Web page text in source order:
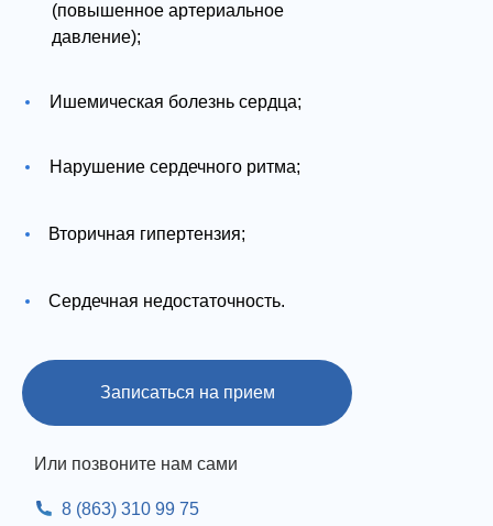
Нарушение сердечного ритма;
Ишемическая болезнь сердца;
(повышенное артериальное
давление);
Вторичная гипертензия;
Записаться на прием
Или позвоните нам сами
8 (863) 310 99 75
Сердечная недостаточность.